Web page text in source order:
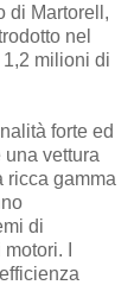
di Martorell,
nel
milioni di
forte ed
vettura
ricca gamma
di
I